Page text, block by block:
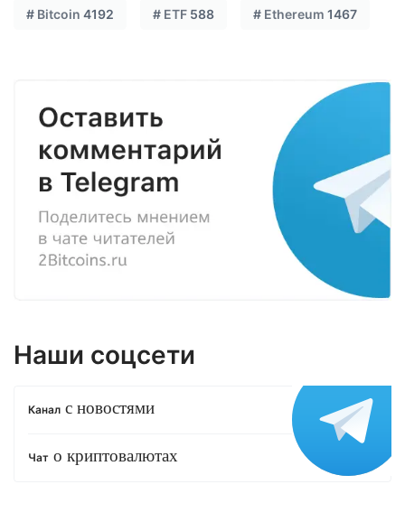
# Bitcoin 4192 # ETF 588 # Ethereum 1467
Наши соцсети
Канал с новостями
Чат о криптовалютах